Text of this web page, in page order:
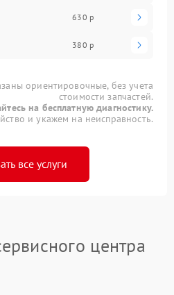
630 р
380 р
ориентировочные, без учета
стоимости запчастей.
на бесплатную диагностику.
и укажем на неисправность.
все услуги
центра